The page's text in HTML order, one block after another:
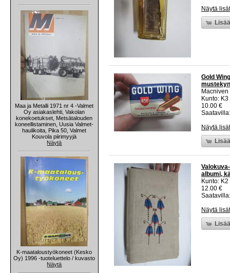
Maa ja Metalli 1971 nr 4 -Valmet
Oy asiakaslehti, Vakolan
konekoetukset, Metsätalouden
koneellistaminen, Uusia Valmet-
haulikoita, Pika 50, Valmet
Kouvola piirimyyjä
Näytä
K-maataloustyökoneet (Kesko
Oy) 1996 -tuoteluettelo / kuvasto
Näytä
Näytä
Gold
Kunto:
10.00 €
Näytä
albumi,
Kunto:
12.00 €
Näytä